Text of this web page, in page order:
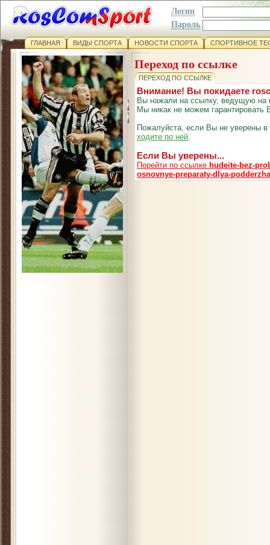
Логин
Пароль
ГЛАВНАЯ ВИДЫ СПОРТА НОВОСТИ СПОРТА СПОРТИВНОЕ
Переход по ссылке
ПЕРЕХОД ПО ССЫЛКЕ
Внимание! Вы покидаете
Вы нажали на ссылку, ведущую на
Мы никак не можем гарантировать
Пожалуйста, если Вы не уверены
ходите по ней.
Если Вы уверены...
Перейти по ссылке hudeite-bez-
osnovnye-preparaty-dlya-